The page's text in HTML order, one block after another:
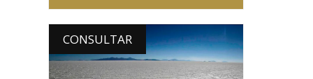
CONSULTAR